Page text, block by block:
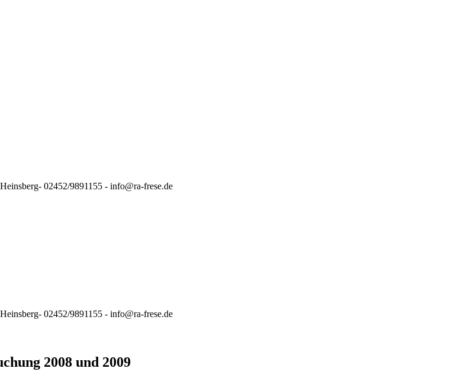
02452/9891155 - info@ra-frese.de
02452/9891155 - info@ra-frese.de
2008 und 2009